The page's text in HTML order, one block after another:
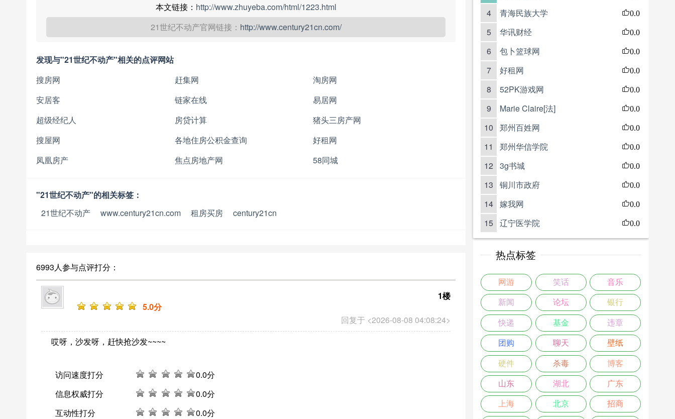
本文链接： http://www.zhuyeba.com/html/1223.html
21世纪不动产官网链接： http://www.century21cn.com/
发现与"21世纪不动产"相关的点评网站
搜房网
赶集网
淘房网
安居客
链家在线
易居网
超级经纪人
房贷计算
猪头三房产网
搜屋网
各地住房公积金查询
好租网
凤凰房产
焦点房地产网 58同城
"21世纪不动产"的相关标签：
21世纪不动产
www.century21cn.com 租房买房 century21cn
6993人参与点评打分：
回复于 <2026-08-08 04:08:24>
1楼
5.0分
哎呀，沙发呀，赶快抢沙发~~~~
访问速度打分 0.0分
信息权威打分
0.0分
互动性打分
0.0分
4 青海民族大学 0.0
5 华讯财经 0.0
6 包卜篮球网 0.0
7 好租网 0.0
8 52PK游戏网 0.0
9 Marie Claire[法] 0.0
10 郑州百姓网 0.0
11 郑州华信学院 0.0
12 3g书城 0.0
13 铜川市政府 0.0
14 嫁我网 0.0
15 辽宁医学院 0.0
热点标签
网游 笑话 音乐
新闻 论坛 银行
快递 基金 违章
团购 聊天 壁纸
硬件 杀毒 博客
山东 湖北 广东
上海 北京 招商